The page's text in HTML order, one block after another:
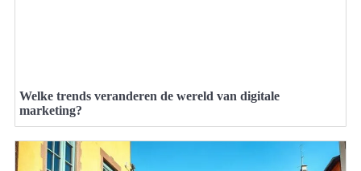
Welke trends veranderen de wereld van digitale
marketing?